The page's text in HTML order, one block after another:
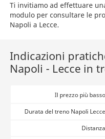
Ti invitiamo ad effettuare
modulo per consultare le
Napoli a Lecce.
Indicazioni
Napoli - Lecce in
Il prezzo più basso
Durata del treno Napoli Lecce
Distanza